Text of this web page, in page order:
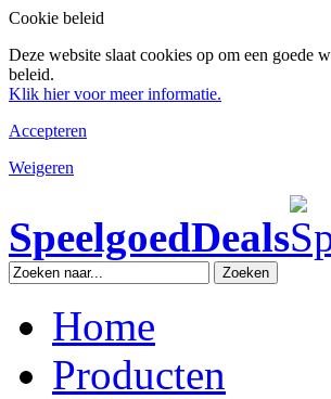
Cookie beleid
Deze website slaat cookies op om een goede
beleid.
Klik hier voor meer informatie.
Accepteren
Weigeren
SpeelgoedDeals
Zoeken
Home
Producten